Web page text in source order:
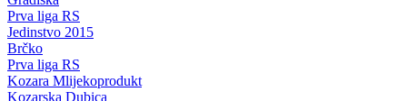
Prva liga RS
Jedinstvo 2015
Brčko
Prva liga RS
Kozara Mlijekoprodukt
Kozarska Dubica